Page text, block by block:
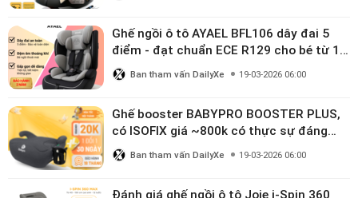
Ghế ngồi ô tô AYAEL BFL106 dây đai 5
điểm - đạt chuẩn ECE R129 cho bé từ 1–
10 tuổi
Ban tham vấn DailyXe 19-03-2026 06:00
Ghế booster BABYPRO BOOSTER PLUS,
có ISOFIX giá ~800k có thực sự đáng
mua?
Ban tham vấn DailyXe 19-03-2026 06:00
Đánh giá ghế ngồi ô tô Joie i-Spin 360